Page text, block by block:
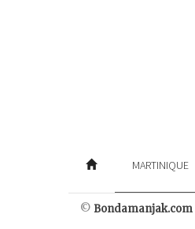
MARTINIQUE
© Bondamanjak.com